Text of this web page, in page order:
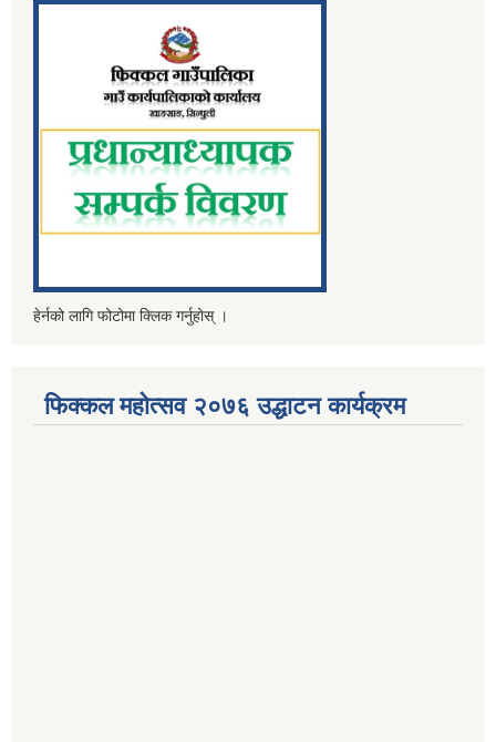
हेर्नको लागि फोटोमा क्लिक गर्नुहोस् ।
फिक्कल महोत्सव २०७६ उद्धाटन कार्यक्रम